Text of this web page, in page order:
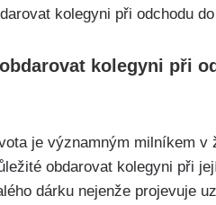
kolegyni při
je významným milníkem v
obdarovat kolegyni při
dárku nejenže projevuje